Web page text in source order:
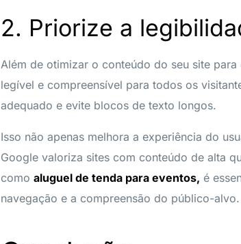
2. Priorize a
Além de otimizar o conteúdo do seu site
legível e compreensível para todos os
adequado e evite blocos de texto longos.
Isso não apenas melhora a experiência do
Google valoriza sites com conteúdo de alta
como aluguel de tenda para eventos, é
navegação e a compreensão do público-alvo.